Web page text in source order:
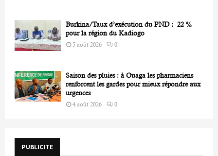
Burkina/Taux d’exécution du PND : 22 %
pour la région du Kadiogo
5 août 2026 0
Saison des pluies : à Ouaga les pharmaciens
renforcent les gardes pour mieux répondre aux
urgences
4 août 2026 0
PUBLICITE